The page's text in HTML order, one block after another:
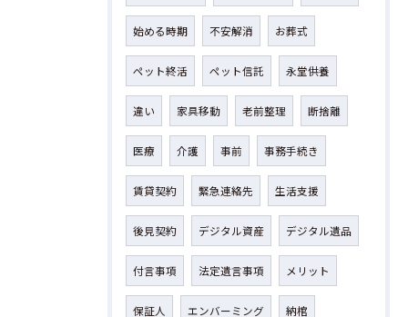
始める時期 不安解消 お葬式
ペット終活 ペット信託 永堂供養
違い 家具移動 老前整理 断捨離
医療 介護 事前 事務手続き
賃貸契約 緊急連絡先 生活支援
後見契約 デジタル資産 デジタル遺品
付言事項 法定遺言事項 メリット
保証人 エンバーミング 納棺